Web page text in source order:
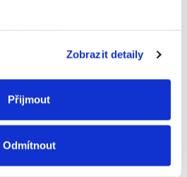
být přesné na několik metrů
zařízení pomocí aktivního
charakteristiky (otisk prstu)
vaše osobní
změnit nebo odvolat v
cookie.
Zobrazit detaily
Přijmout
Odmítnout